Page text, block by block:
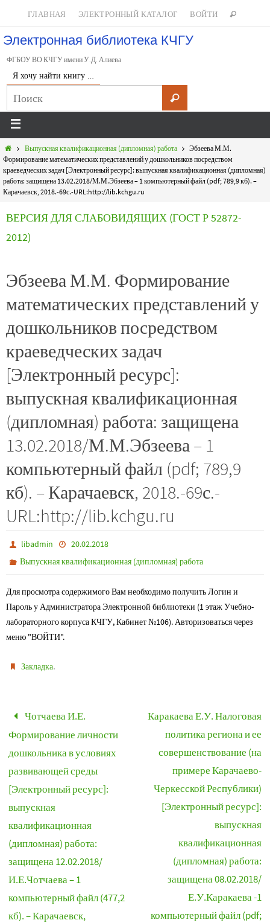
ГЛАВНАЯ ЭЛЕКТРОННЫЙ КАТАЛОГ ВОЙТИ
Электронная библиотека КЧГУ
ФГБОУ ВО КЧГУ имени У.Д. Алиева
Я хочу найти книгу …
Выпускная квалификационная (дипломная) работа
Эбзеева М.М.
Формирование математических представлений у дошкольников посредством
краеведческих задач [Электронный ресурс]: выпускная квалификационная (дипломная)
работа: защищена 13.02.2018/М.М.Эбзеева – 1 компьютерный файл (pdf; 789,9 кб). –
Карачаевск, 2018.-69с.-URL:http://lib.kchgu.ru
ВЕРСИЯ ДЛЯ СЛАБОВИДЯЩИХ (ГОСТ Р 52872-
2012)
Эбзеева М.М. Формирование
математических представлений у
дошкольников посредством
краеведческих задач
[Электронный ресурс]:
выпускная квалификационная
(дипломная) работа: защищена
13.02.2018/М.М.Эбзеева – 1
компьютерный файл (pdf; 789,9
кб). – Карачаевск, 2018.-69с.-
URL:http://lib.kchgu.ru
libadmin
20.02.2018
Выпускная квалификационная (дипломная) работа
Для просмотра содержимого Вам необходимо получить Логин и
Пароль у Администратора Электронной библиотеки (1 этаж Учебно-
лабораторного корпуса КЧГУ, Кабинет №106). Авторизоваться через
меню "ВОЙТИ".
Закладка.
Чотчаева И.Е.
Формирование личности
дошкольника в условиях
развивающей среды
[Электронный ресурс]:
выпускная
квалификационная
(дипломная) работа:
защищена 12.02.2018/
И.Е.Чотчаева – 1
компьютерный файл (477,2
кб). – Карачаевск,
Каракаева Е.У. Налоговая
политика региона и ее
совершенствование (на
примере Карачаево-
Черкесской Республики)
[Электронный ресурс]:
выпускная
квалификационная
(дипломная) работа:
защищена 08.02.2018/
Е.У.Каракаева -1
компьютерный файл (pdf;